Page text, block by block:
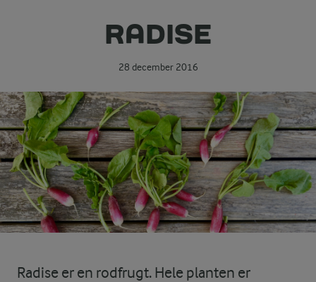
RADISE
28 december 2016
Radise er en rodfrugt. Hele planten er